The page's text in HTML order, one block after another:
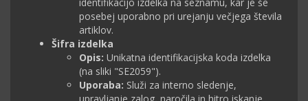
posebej uporabno pri urejanju večjega števila
artiklov.
Šifra izdelka
Opis: Unikatna identifikacijska koda izdelka
(na sliki "SE2059").
Uporaba: Služi za interno sledenje,